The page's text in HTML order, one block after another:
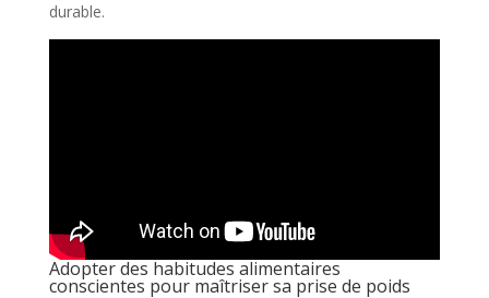
durable.
Adopter des habitudes alimentaires
conscientes pour maîtriser sa prise de poids